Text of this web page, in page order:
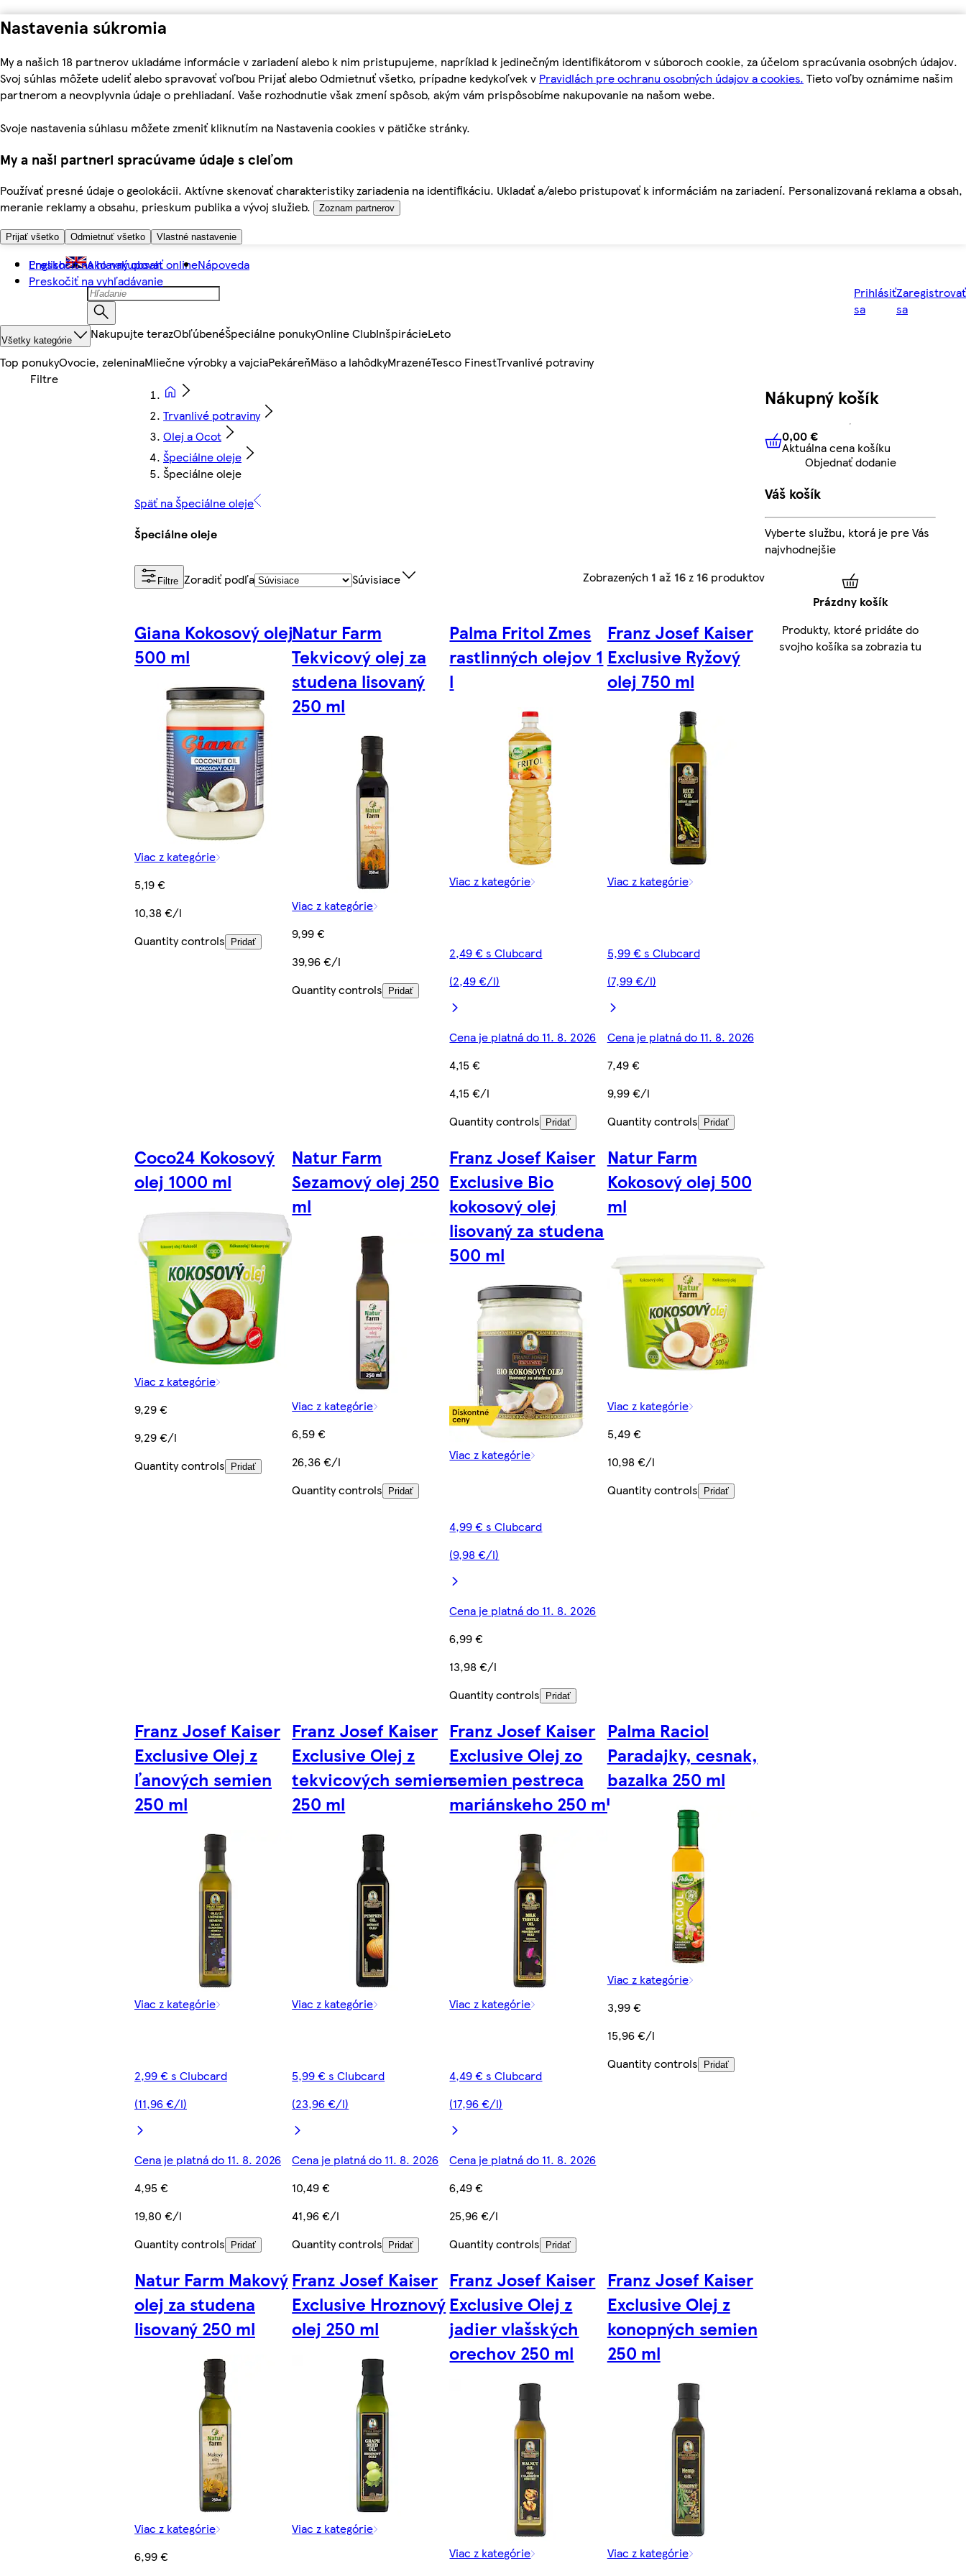
Nastavenia súkromia
My a našich 18 partnerov ukladáme informácie v zariadení alebo k nim pristupujeme, napríklad k jedinečným identifikátorom v súboroch cookie, za účelom spracúvania osobných údajov.
Svoj súhlas môžete udeliť alebo spravovať voľbou Prijať alebo Odmietnuť všetko, prípadne kedykoľvek v Pravidlách pre ochranu osobných údajov a cookies. Tieto voľby oznámime našim
partnerom a neovplyvnia údaje o prehliadaní. Vaše rozhodnutie však zmení spôsob, akým vám prispôsobíme nakupovanie na našom webe.
Svoje nastavenia súhlasu môžete zmeniť kliknutím na Nastavenia cookies v pätičke stránky.
My a naši partneri spracúvame údaje s cieľom
Používať presné údaje o geolokácii. Aktívne skenovať charakteristiky zariadenia na identifikáciu. Ukladať a/alebo pristupovať k informáciám na zariadení. Personalizovaná reklama a obsah,
meranie reklamy a obsahu, prieskum publika a vývoj služieb.
Zoznam partnerov
Prijať všetko Odmietnuť všetko Vlastné nastavenie
Preskočiť na hlavný obsah
Preskočiť na vyhľadávanie
English Ako nakupovať onlineNápoveda
Prihlásiť
sa
Zaregistrovať
sa
Všetky kategórie Nakupujte terazObľúbenéŠpeciálne ponukyOnline ClubInšpirácieLeto
Top ponukyOvocie, zeleninaMliečne výrobky a vajciaPekáreňMäso a lahôdkyMrazenéTesco FinestTrvanlivé potraviny
Trvanlivé potraviny
Olej a Ocot
Špeciálne oleje
Špeciálne oleje
Späť na Špeciálne oleje
Špeciálne oleje
Filtre Zoradiť podľa Súvisiace Zobrazených 1 až 16z 16 produktov
Giana Kokosový olej
500 ml
Viac z kategórie
5,19 €
10,38 €/l
Quantity controls
Pridať
Natur Farm
Tekvicový olej za
studena lisovaný
250 ml
Viac z kategórie
9,99 €
39,96 €/l
Quantity controls
Pridať
Palma Fritol Zmes
rastlinných olejov 1
l
Viac z kategórie
2,49 € s Clubcard
(2,49 €/l)
Cena je platná do 11. 8. 2026
4,15 €
4,15 €/l
Quantity controls
Pridať
Franz Josef Kaiser
Exclusive Ryžový
olej 750 ml
Viac z kategórie
5,99 € s Clubcard
(7,99 €/l)
Cena je platná do 11. 8. 2026
7,49 €
9,99 €/l
Quantity controls
Pridať
Coco24 Kokosový
olej 1000 ml
Viac z kategórie
9,29 €
9,29 €/l
Quantity controls
Pridať
Natur Farm
Sezamový olej 250
ml
Viac z kategórie
6,59 €
26,36 €/l
Quantity controls
Pridať
Franz Josef Kaiser
Exclusive Bio
kokosový olej
lisovaný za studena
500 ml
Viac z kategórie
4,99 € s Clubcard
(9,98 €/l)
Cena je platná do 11. 8. 2026
6,99 €
13,98 €/l
Quantity controls
Pridať
Natur Farm
Kokosový olej 500
ml
Viac z kategórie
5,49 €
10,98 €/l
Quantity controls
Pridať
Franz Josef Kaiser
Exclusive Olej z
ľanových semien
250 ml
Viac z kategórie
2,99 € s Clubcard
(11,96 €/l)
Cena je platná do 11. 8. 2026
4,95 €
19,80 €/l
Quantity controls Pridať
Franz Josef Kaiser
Exclusive Olej z
tekvicových semien
250 ml
Viac z kategórie
5,99 € s Clubcard
(23,96 €/l)
Cena je platná do 11. 8. 2026
10,49 €
41,96 €/l
Quantity controls Pridať
Franz Josef Kaiser
Exclusive Olej zo
semien pestreca
mariánskeho 250 ml
Viac z kategórie
4,49 € s Clubcard
(17,96 €/l)
Cena je platná do 11. 8. 2026
6,49 €
25,96 €/l
Quantity controls Pridať
Palma Raciol
Paradajky, cesnak,
bazalka 250 ml
Viac z kategórie
3,99 €
15,96 €/l
Quantity controls
Pridať
Natur Farm Makový
olej za studena
lisovaný 250 ml
Viac z kategórie
6,99 €
Franz Josef Kaiser
Exclusive Hroznový
olej 250 ml
Viac z kategórie
Franz Josef Kaiser
Exclusive Olej z
jadier vlašských
orechov 250 ml
Viac z kategórie
Franz Josef Kaiser
Exclusive Olej z
konopných semien
250 ml
Viac z kategórie
Nákupný košík
0,00 € Aktuálna cena košíku
0,00 €
Aktuálna cena košíku
Objednať dodanie
Váš košík
Vyberte službu, ktorá je pre Vás
najvhodnejšie
Prázdny košík
Produkty, ktoré pridáte do
svojho košíka sa zobrazia tu